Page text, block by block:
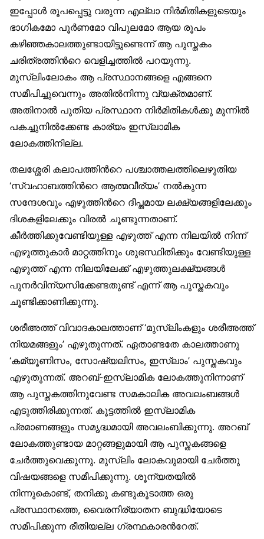
ഇപ്പോള്‍ രൂപപ്പെട്ടു വരുന്ന എല്ലാ നിര്‍മിതികളുടെയും
ഭാഗികമോ പൂര്‍ണമോ വിപുലമോ ആയ രൂപം
കഴിഞ്ഞകാലത്തുണ്ടായിട്ടുണ്ടെന്ന് ആ പുസ്തകം
ചരിത്രത്തിന്‍റെ വെളിച്ചത്തില്‍ പറയുന്നു.
മുസ്‌ലിംലോകം ആ പ്രസ്ഥാനങ്ങളെ എങ്ങനെ
സമീപിച്ചുവെന്നും അതില്‍നിന്നു വ്യക്തമാണ്.
അതിനാല്‍ പുതിയ പ്രസ്ഥാന നിര്‍മിതികള്‍ക്കു മുന്നില്‍
പകച്ചുനില്‍ക്കേണ്ട കാര്യം ഇസ്ലാമിക
ലോകത്തിനില്ല.
തലശ്ശേരി കലാപത്തിന്‍റെ പശ്ചാത്തലത്തിലെഴുതിയ
‘സ്വഹാബത്തിന്‍റെ ആത്മവീര്യം’ നല്‍കുന്ന
സന്ദേശവും എഴുത്തിന്‍റെ ദീപ്തമായ ലക്ഷ്യങ്ങളിലേക്കും
ദിശകളിലേക്കും വിരല്‍ ചൂണ്ടുന്നതാണ്.
കീര്‍ത്തിക്കുവേണ്ടിയുള്ള എഴുത്ത് എന്ന നിലയില്‍ നിന്ന്
എഴുത്തുകാര്‍ മാറ്റത്തിനും ശുഭസ്ഥിതിക്കും വേണ്ടിയുള്ള
എഴുത്ത് എന്ന നിലയിലേക്ക് എഴുത്തുലക്ഷ്യങ്ങള്‍
പുനര്‍വിന്യസിക്കേണ്ടതുണ്ട് എന്ന് ആ പുസ്തകവും
ചൂണ്ടിക്കാണിക്കുന്നു.
ശരീഅത്ത് വിവാദകാലത്താണ് ‘മുസ്‌ലിംകളും ശരീഅത്ത്
നിയമങ്ങളും’ എഴുതുന്നത്. ഏതാണ്ടതേ കാലത്താണു
‘കമ്യൂണിസം, സോഷ്യലിസം, ഇസ്ലാം’ പുസ്തകവും
എഴുതുന്നത്. അറബ്-ഇസ്ലാമിക ലോകത്തുനിന്നാണ്
ആ പുസ്തകത്തിനുവേണ്ട സമകാലിക അവലംബങ്ങള്‍
എടുത്തിരിക്കുന്നത്. കൂട്ടത്തില്‍ ഇസ്ലാമിക
പ്രമാണങ്ങളും സമൃദ്ധമായി അവലംബിക്കുന്നു. അറബ്
ലോകത്തുണ്ടായ മാറ്റങ്ങളുമായി ആ പുസ്തകങ്ങളെ
ചേര്‍ത്തുവെക്കുന്നു. മുസ്‌ലിം ലോകവുമായി ചേര്‍ത്തു
വിഷയങ്ങളെ സമീപിക്കുന്നു. ശൂന്യതയില്‍
നിന്നുകൊണ്ട്, തനിക്കു കണ്ടുകൂടാത്ത ഒരു
പ്രസ്ഥാനത്തെ, വൈരനിര്യാതന ബുദ്ധിയോടെ
സമീപിക്കുന്ന രീതിയല്ല ഗ്രന്ഥകാരന്‍റേത്.